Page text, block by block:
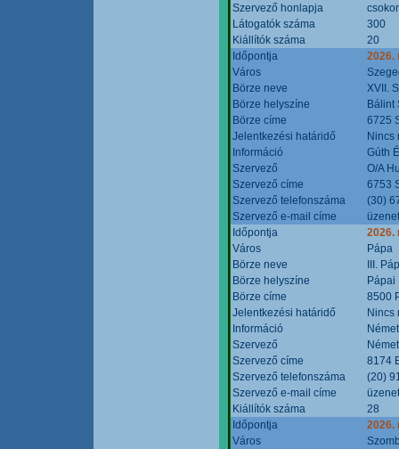
Szervező honlapja
Látogatók száma
300
Kiállítók száma
20
Időpontja
2026.
Város
Börze neve
XVII.
Börze helyszíne
Bálint
Börze címe
6725
Jelentkezési határidő
Nincs
Információ
Gúth
Szervező
O/A
Szervező címe
6753
Szervező telefonszáma
(30)
Szervező e-mail címe
Időpontja
2026.
Város
Pápa
Börze neve
III.
Börze helyszíne
Pápai
Börze címe
8500
Jelentkezési határidő
Nincs
Információ
Szervező
Szervező címe
8174
Szervező telefonszáma
(20)
Szervező e-mail címe
Kiállítók száma
28
Időpontja
2026.
Város